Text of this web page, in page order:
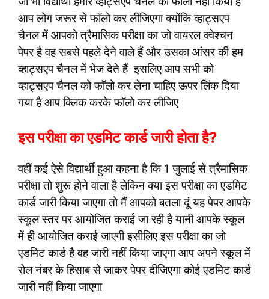
आप लोग जरूर से फॉलो कर लीजिएगा क्योंकि व्हाट्सएप
चैनल में आपको त्रैमासिक परीक्षा का जो वायरल क्वेश्चन
पेपर है वह सबसे पहले देने वाले हैं और उसका आंसर की हम
व्हाट्सएप चैनल में भेज देते हैं इसलिए आप सभी को
व्हाट्सएप चैनल को फॉलो कर लेना चाहिए ऊपर लिंक दिया
गया है आप क्लिक करके फॉलो कर लीजिए
इस परीक्षा का एडमिट कार्ड जारी होता है?
वहीं कई ऐसे विद्यार्थी हुआ कहना है कि 1 जुलाई से त्रैमासिक
परीक्षा तो शुरू होने वाला है लेकिन क्या इस परीक्षा का एडमिट
कार्ड जारी किया जाएगा तो मैं आपको बतला दूं यह पेपर आपके
स्कूल स्तर पर आयोजित कराई जा रही है यानी आपके स्कूल
में ही आयोजित कराई जाएगी इसीलिए इस परीक्षा का जो
एडमिट कार्ड है वह जारी नहीं किया जाएगा आप अपने स्कूल में
रोल नंबर के हिसाब से जाकर पेपर दीजिएगा कोई एडमिट कार्ड
जारी नहीं किया जाएगा